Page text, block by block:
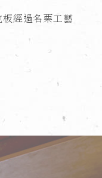
經過名栗工藝